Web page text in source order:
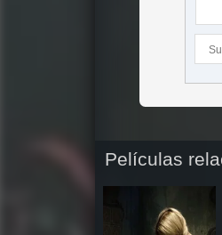
Películas